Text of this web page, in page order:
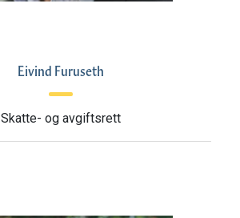
Eivind Furuseth
Skatte- og avgiftsrett